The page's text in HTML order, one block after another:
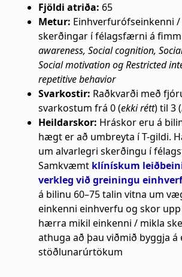
Fjöldi atriða: 65
Metur: Einhverfurófseinkenni /
skerðingar í félagsfærni á
awareness, Social cognition,
Social motivation og Restricted
repetitive behavior
Svarkostir: Raðkvarði með
svarkostum frá 0 (ekki rétt) til 3 (
Heildarskor: Hráskor eru á
hægt er að umbreyta í T-gildi.
um alvarlegri skerðingu í
Samkvæmt klínískum
verkleg við greiningu
á bilinu 60–75 talin vitna um
einkenni einhverfu og skor upp
hærra mikil einkenni / mikla
athuga að þau viðmið byggja á
stöðlunarúrtökum